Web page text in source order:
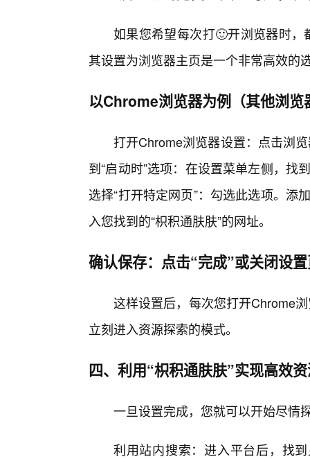
如果您希望每次打🙂开浏览器时，
其设置为浏览器主页是一个非常高效的
以Chrome浏览器为例（其他浏览
打开Chrome浏览器设置：点击浏
到“启动时”选项：在设置菜单左侧，找
选择“打开特定网页”：勾选此选项。添
入您找到的“枳积通肤肤”的网址。
确认保存：点击“完成”或关闭设
这样设置后，每次您打开Chrome
立刻进入资源探索的模式。
四、利用“枳积通肤肤”实现高效
一旦设置完成，您就可以开始尽情
利用站内搜索：进入平台后，找